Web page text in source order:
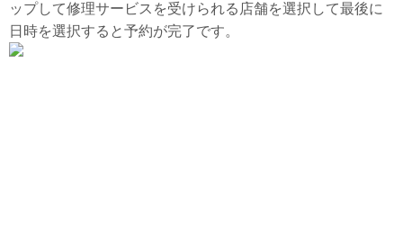
ップして修理サービスを受けられる店舗を選択して最後に
日時を選択すると予約が完了です。